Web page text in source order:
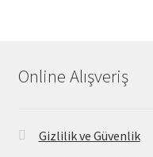
Online Alışveriş
Gizlilik ve Güvenlik